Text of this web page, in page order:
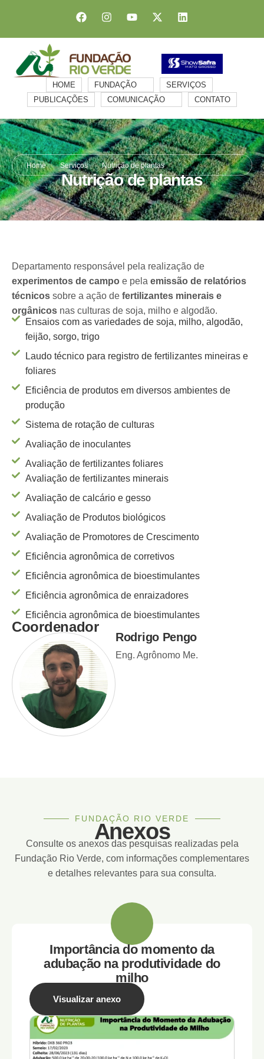
HOME FUNDAÇÃO
SERVIÇOS
PUBLICAÇÕES
COMUNICAÇÃO CONTATO
Home Serviços Nutrição de plantas
Nutrição de plantas
Departamento responsável pela realização de
experimentos de campo e pela emissão de relatórios
técnicos sobre a ação de fertilizantes minerais e
orgânicos nas culturas de soja, milho e algodão.
Ensaios com as variedades de soja, milho, algodão,
feijão, sorgo, trigo
Laudo técnico para registro de fertilizantes mineiras e
foliares
Eficiência de produtos em diversos ambientes de
produção
Sistema de rotação de culturas
Avaliação de inoculantes
Avaliação de fertilizantes foliares
Avaliação de fertilizantes minerais
Avaliação de calcário e gesso
Avaliação de Produtos biológicos
Avaliação de Promotores de Crescimento
Eficiência agronômica de corretivos
Eficiência agronômica de bioestimulantes
Eficiência agronômica de enraizadores
Eficiência agronômica de bioestimulantes
Coordenador
Rodrigo Pengo
Eng. Agrônomo Me.
FUNDAÇÃO RIO VERDE
Anexos
Consulte os anexos das pesquisas realizadas pela
Fundação Rio Verde, com informações complementares
e detalhes relevantes para sua consulta.
Importância do momento da
adubação na produtividade do
milho
Visualizar anexo